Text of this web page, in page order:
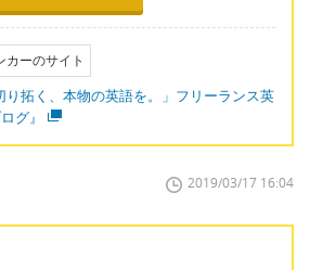
カーのサイト
り拓く、本物の英語を。」フリーランス英
グ』
2019/03/17 16:04